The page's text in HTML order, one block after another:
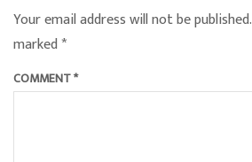
Your email address will not be published.
marked*
COMMENT*